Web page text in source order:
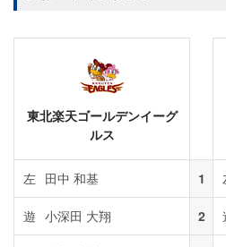
東北楽天ゴールデンイーグ
ルス
左 田中 和基 1
遊 小深田 大翔 2